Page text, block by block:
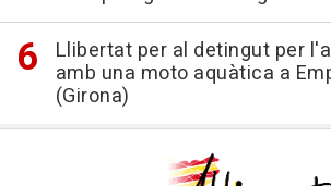
Llibertat per al detingut per
amb una moto aquàtica a
(Girona)